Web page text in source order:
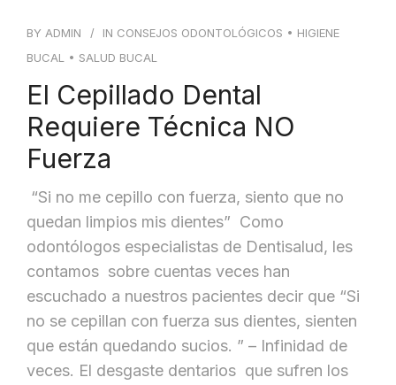
BY ADMIN IN CONSEJOS ODONTOLÓGICOS • HIGIENE
BUCAL
• SALUD BUCAL
El Cepillado Dental
Requiere Técnica NO
Fuerza
“Si no me cepillo con fuerza, siento que no
quedan limpios mis dientes” Como
odontólogos especialistas de Dentisalud, les
contamos sobre cuentas veces han
escuchado a nuestros pacientes decir que “Si
no se cepillan con fuerza sus dientes, sienten
que están quedando sucios. ” – Infinidad de
veces. El desgaste dentarios que sufren los